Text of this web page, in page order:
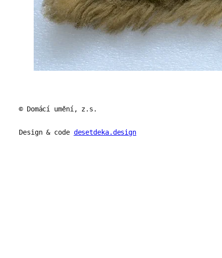
© Domácí umění, z.s.
Design & code desetdeka.design